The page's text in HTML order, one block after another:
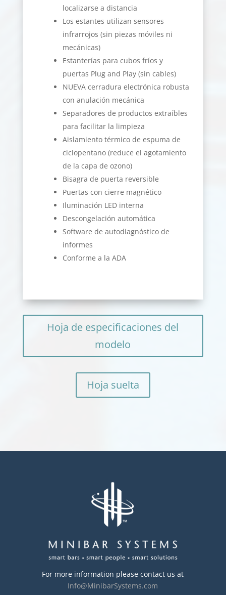
localizarse a distancia
Los estantes utilizan sensores
infrarrojos (sin piezas móviles ni
mecánicas)
Estanterías para cubos fríos y
puertas Plug and Play (sin cables)
NUEVA cerradura electrónica robusta
con anulación mecánica
Separadores de productos extraíbles
para facilitar la limpieza
Aislamiento térmico de espuma de
ciclopentano (reduce el agotamiento
de la capa de ozono)
Bisagra de puerta reversible
Puertas con cierre magnético
Iluminación LED interna
Descongelación automática
Software de autodiagnóstico de
informes
Conforme a la ADA
Hoja de especificaciones del
modelo
Hoja suelta
For more information please contact us at
Info@MinibarSystems.com